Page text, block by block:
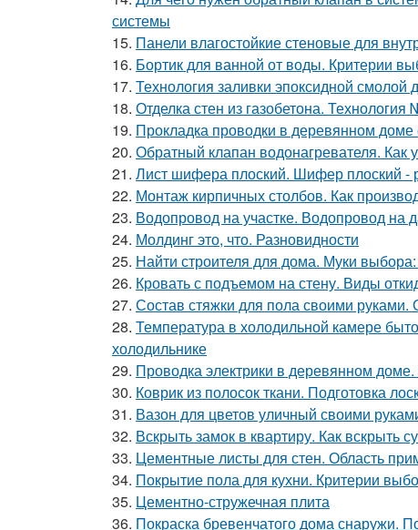
системы
15. Панели влагостойкие стеновые для
16. Бортик для ванной от воды. Критерии
17. Технология заливки эпоксидной
18. Отделка стен из газобетона. Технология
19. Прокладка проводки в деревянном
20. Обратный клапан водонагревателя. Как
21. Лист шифера плоский. Шифер плоский -
22. Монтаж кирпичных столбов. Как
23. Водопровод на участке. Водопровод на
24. Молдинг это, что. Разновидности
25. Найти строителя для дома. Муки выбора:
26. Кровать с подъемом на стену. Виды
27. Состав стяжки для пола своими
28. Температура в холодильной камере
холодильнике
29. Проводка электрики в деревянном
30. Коврик из полосок ткани. Подготовка
31. Вазон для цветов уличный своими
32. Вскрыть замок в квартиру. Как вскрыть
33. Цементные листы для стен. Область
34. Покрытие пола для кухни. Критерии
35. Цементно-стружечная плита
36. Покраска бревенчатого дома снаружи.